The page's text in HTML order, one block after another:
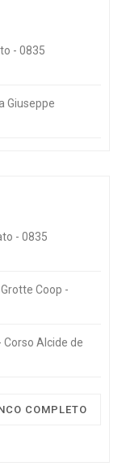
- 0835
Giuseppe
- 0835
Coop -
Corso Alcide de
COMPLETO